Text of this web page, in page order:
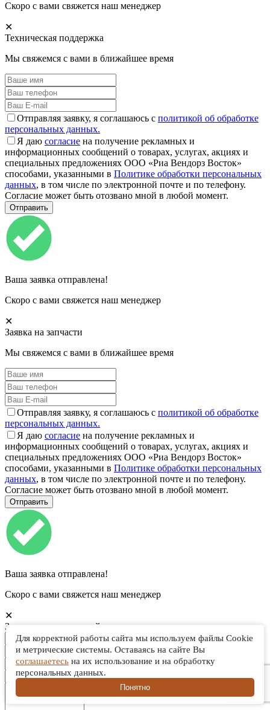
Для корректной работы сайта мы используем файлы Cookie
и метрические системы. Оставаясь на сайте Вы
соглашаетесь на их использование и на обработку
персональных данных.
Понятно
Скоро с вами свяжется наш менеджер
✕
Техническая поддержка
Мы свяжемся с вами в ближайшее время
Отправляя заявку, я соглашаюсь с политикой об обработке
персональных данных.
Я даю согласие на получение рекламных и
информационных сообщений о товарах, услугах, акциях и
специальных предложениях ООО «Риа Вендорз Восток»
способами, указанными в Политике обработки персональных
данных, в том числе по электронной почте и по телефону.
Согласие может быть отозвано мной в любой момент.
Ваша заявка отправлена!
Скоро с вами свяжется наш менеджер
✕
Заявка на запчасти
Мы свяжемся с вами в ближайшее время
Отправляя заявку, я соглашаюсь с политикой об обработке
персональных данных.
Я даю согласие на получение рекламных и
информационных сообщений о товарах, услугах, акциях и
специальных предложениях ООО «Риа Вендорз Восток»
способами, указанными в Политике обработки персональных
данных, в том числе по электронной почте и по телефону.
Согласие может быть отозвано мной в любой момент.
Ваша заявка отправлена!
Скоро с вами свяжется наш менеджер
✕
Запись на технический тренинг или презентацию